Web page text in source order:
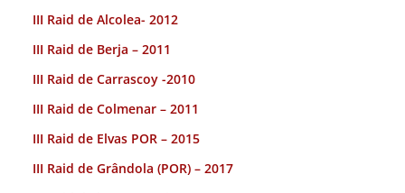
III Raid de Alcolea- 2012
III Raid de Berja – 2011
III Raid de Carrascoy -2010
III Raid de Colmenar – 2011
III Raid de Elvas POR – 2015
III Raid de Grândola (POR) – 2017